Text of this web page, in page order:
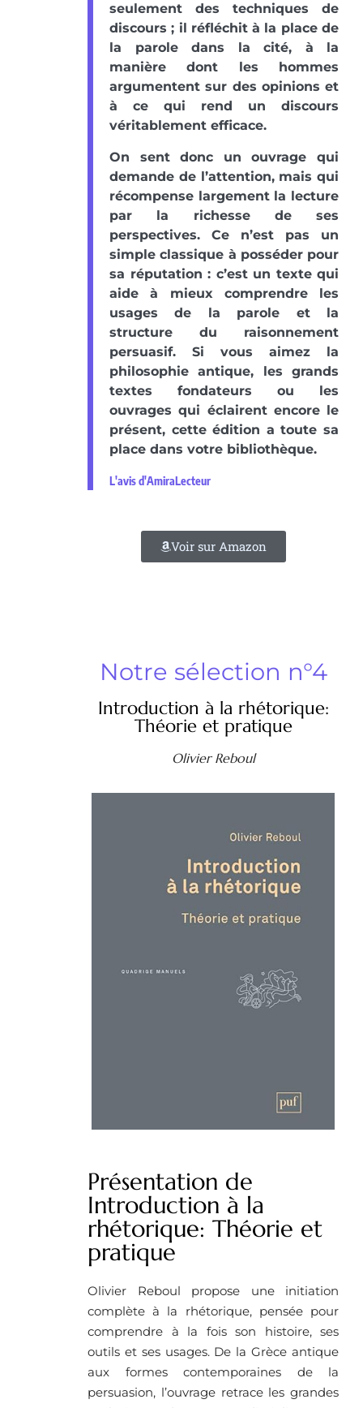
seulement des techniques de
discours ; il réfléchit à la place de
la parole dans la cité, à la
manière dont les hommes
argumentent sur des opinions et
à ce qui rend un discours
véritablement efficace.
On sent donc un ouvrage qui
demande de l’attention, mais qui
récompense largement la lecture
par la richesse de ses
perspectives. Ce n’est pas un
simple classique à posséder pour
sa réputation : c’est un texte qui
aide à mieux comprendre les
usages de la parole et la
structure du raisonnement
persuasif. Si vous aimez la
philosophie antique, les grands
textes fondateurs ou les
ouvrages qui éclairent encore le
présent, cette édition a toute sa
place dans votre bibliothèque.
L'avis d'AmiraLecteur
Voir sur Amazon
Notre sélection n°4
Introduction à la rhétorique:
Théorie et pratique
Olivier Reboul
Présentation de
Introduction à la
rhétorique: Théorie et
pratique
Olivier Reboul propose une initiation
complète à la rhétorique, pensée pour
comprendre à la fois son histoire, ses
outils et ses usages. De la Grèce antique
aux formes contemporaines de la
persuasion, l’ouvrage retrace les grandes